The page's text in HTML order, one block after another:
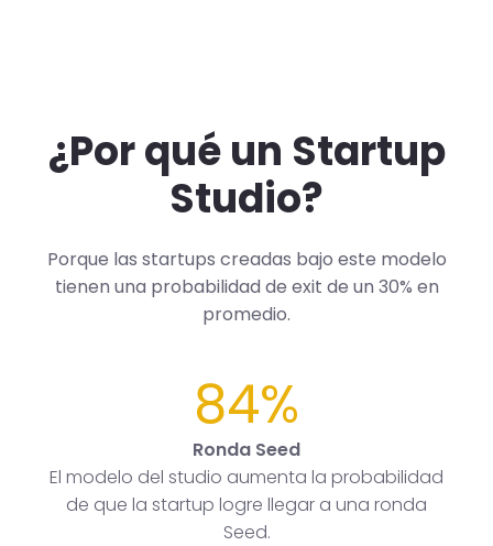
¿Por qué un Startup
Studio?
Porque las startups creadas bajo este modelo
tienen una probabilidad de exit de un 30% en
promedio.
84%
Ronda Seed
El modelo del studio aumenta la probabilidad
de que la startup logre llegar a una ronda
Seed.